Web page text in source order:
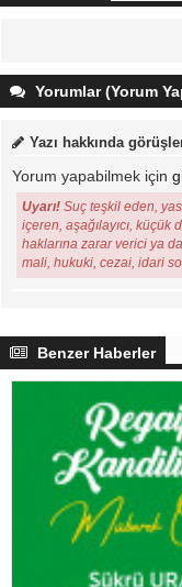
Yorumlar (Yorum
Yazı hakkında
Yorum yapabilmek için
Uyarı! Suç teşkil eden,
içeren, aşağılayıcı,
haklarına zarar verici ya
mali, hukuki, cezai, idari
Benzer Haberler